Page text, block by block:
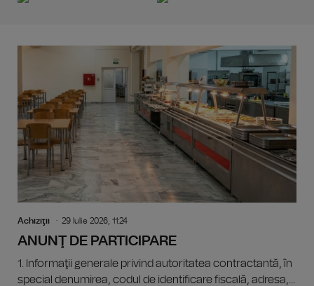
Achiziţii 29 Iulie 2026, 11:24
ANUNŢ DE PARTICIPARE
1. Informaţii generale privind autoritatea contractantă, în
special denumirea, codul de identificare fiscală, adresa,...